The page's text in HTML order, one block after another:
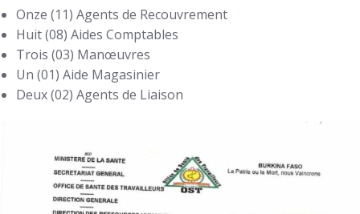
Onze (11) Agents de Recouvrement
Huit (08) Aides Comptables
Trois (03) Manœuvres
Un (01) Aide Magasinier
Deux (02) Agents de Liaison